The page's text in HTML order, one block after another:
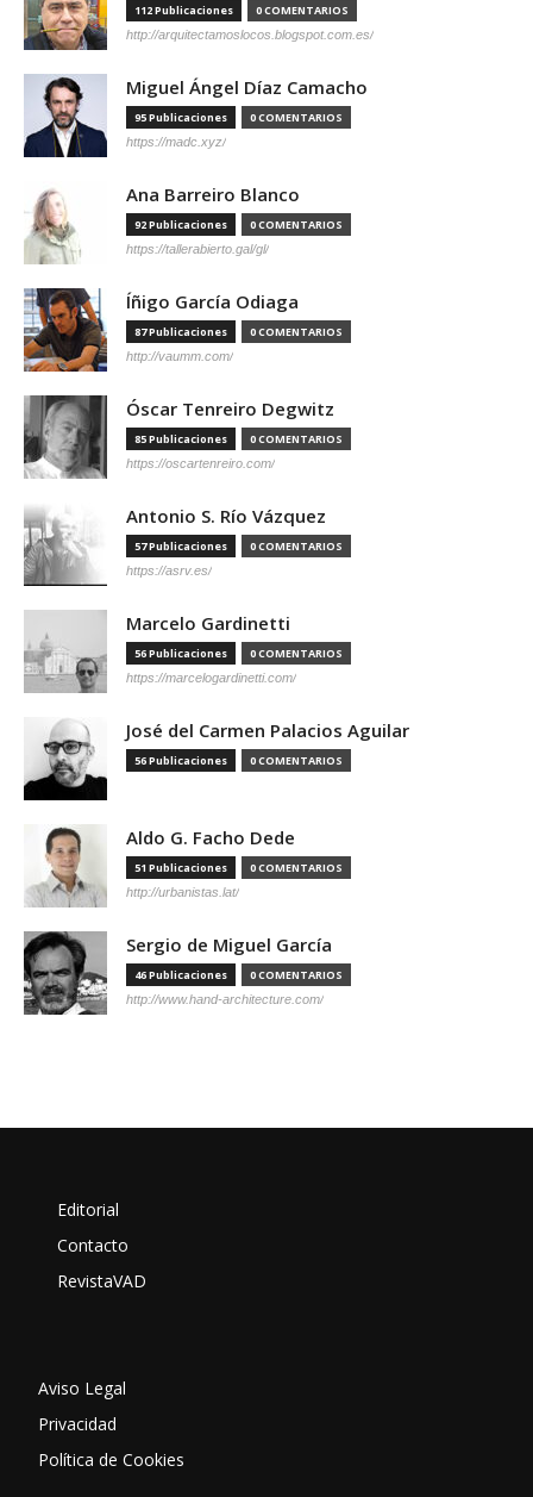
112 Publicaciones 0 COMENTARIOS
http://arquitectamoslocos.blogspot.com.es/
Miguel Ángel Díaz Camacho
95 Publicaciones 0 COMENTARIOS
https://madc.xyz/
Ana Barreiro Blanco
92 Publicaciones 0 COMENTARIOS
https://tallerabierto.gal/gl/
Íñigo García Odiaga
87 Publicaciones 0 COMENTARIOS
http://vaumm.com/
Óscar Tenreiro Degwitz
85 Publicaciones 0 COMENTARIOS
https://oscartenreiro.com/
Antonio S. Río Vázquez
57 Publicaciones 0 COMENTARIOS
https://asrv.es/
Marcelo Gardinetti
56 Publicaciones 0 COMENTARIOS
https://marcelogardinetti.com/
José del Carmen Palacios Aguilar
56 Publicaciones 0 COMENTARIOS
Aldo G. Facho Dede
51 Publicaciones 0 COMENTARIOS
http://urbanistas.lat/
Sergio de Miguel García
46 Publicaciones 0 COMENTARIOS
http://www.hand-architecture.com/
Editorial
Contacto
RevistaVAD
Aviso Legal
Privacidad
Política de Cookies